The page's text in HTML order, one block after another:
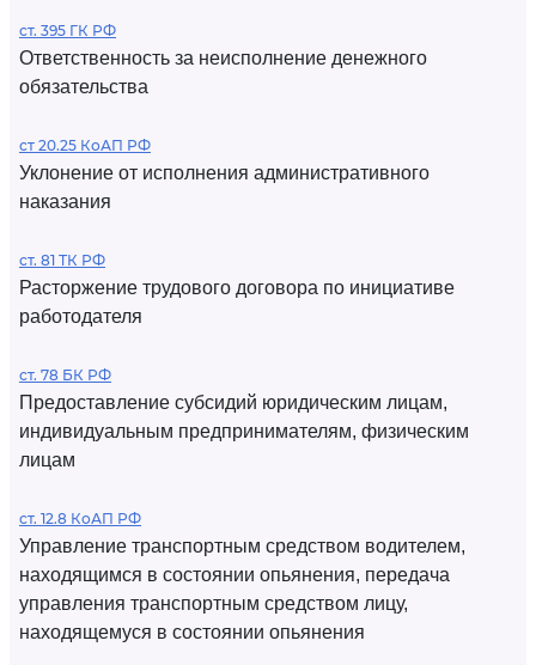
ст. 395 ГК РФ
Ответственность за неисполнение денежного
обязательства
ст 20.25 КоАП РФ
Уклонение от исполнения административного
наказания
ст. 81 ТК РФ
Расторжение трудового договора по инициативе
работодателя
ст. 78 БК РФ
Предоставление субсидий юридическим лицам,
индивидуальным предпринимателям, физическим
лицам
ст. 12.8 КоАП РФ
Управление транспортным средством водителем,
находящимся в состоянии опьянения, передача
управления транспортным средством лицу,
находящемуся в состоянии опьянения